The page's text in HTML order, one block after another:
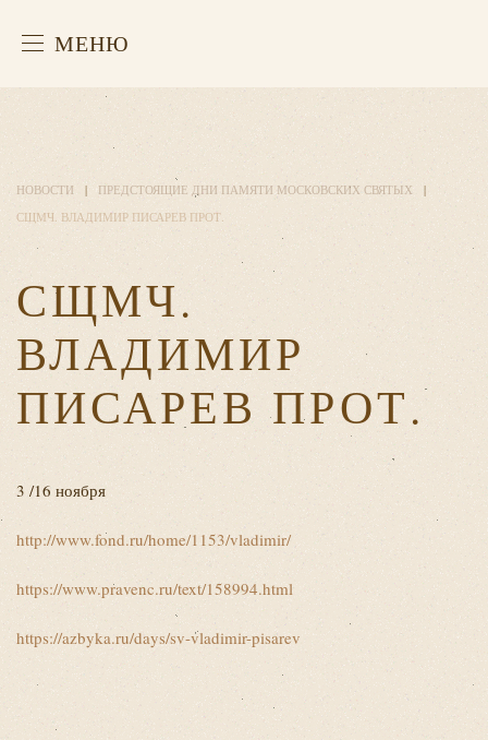
МЕНЮ
НОВОСТИ
ПРЕДСТОЯЩИЕ ДНИ ПАМЯТИ МОСКОВСКИХ СВЯТЫХ
СЩМЧ. ВЛАДИМИР ПИСАРЕВ ПРОТ.
СЩМЧ.
ВЛАДИМИР
ПИСАРЕВ ПРОТ.
3 /16 ноября
http://www.fond.ru/home/1153/vladimir/
https://www.pravenc.ru/text/158994.html
https://azbyka.ru/days/sv-vladimir-pisarev